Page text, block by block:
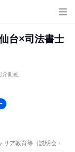
台×司法書士
介動画
ア教育等（説明会・